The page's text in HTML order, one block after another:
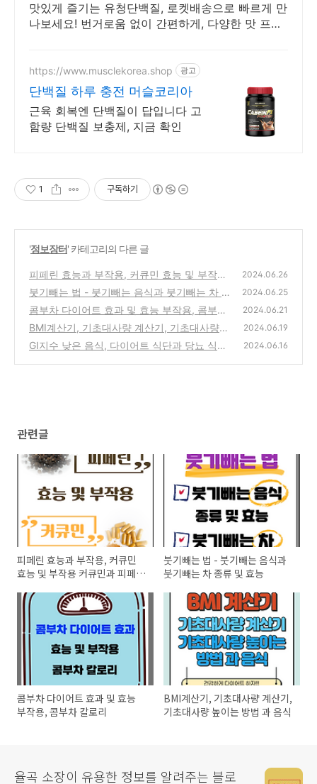
맛있게 즐기는 유청단백질, 로켓배송으로 빠르게 만
나보세요! 번거로움 없이 간편하게, 다양한 맛 프로
https://www.musclekorea.shop 광고
단백질 하루 충전 머슬코리아
근육 회복엔 단백질이 답입니다 고
함량 단백질 보충제, 지금 확인
1 구독하기
'정보장터' 카테고리의 다른 글
피페린 효능과 부작용, 커큐민 효능 및 부작용
커큐민과 피페린 관계
(0)
2024.06.26
붓기빼는 법 - 붓기빼는 음식과 붓기빼는 차 종
류 및 효능
(0)
2024.06.25
콤부차 다이어트 효과 및 효능 부작용, 콤부차
칼로리
(0)
2024.06.21
BMI계산기, 기초대사량 계산기, 기초대사량
높이는 방법 과 음식
(0)
2024.06.19
GI지수 낮은 음식, 다이어트 식단과 당뇨 식단
2024.06.16
관련글
피페린 효능과 부작용, 커큐민
효능 및 부작용 커큐민과 피페린
붓기빼는 법 - 붓기빼는 음식과
붓기빼는 차 종류 및 효능
콤부차 다이어트 효과 및 효능
부작용, 콤부차 칼로리
BMI계산기, 기초대사량 계산기,
기초대사량 높이는 방법 과 음식
율곡 소장이 유용한 정보를 알려주는 블로